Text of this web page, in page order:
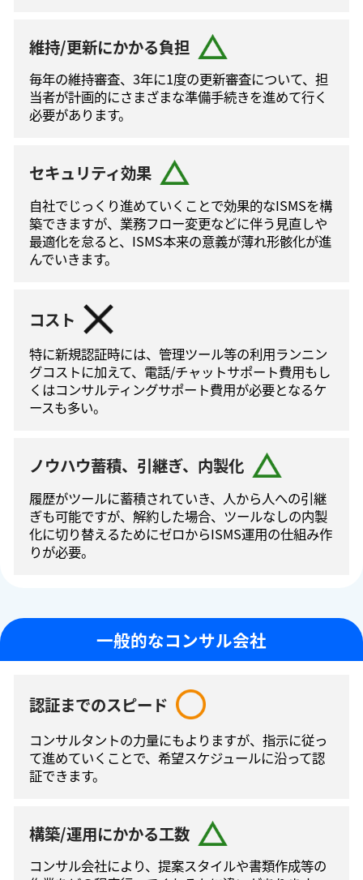
維持/更新にかかる負担
毎年の維持審査、3年に1度の更新審査について、担
当者が計画的にさまざまな準備手続きを進めて⾏く
必要があります。
セキュリティ効果
自社でじっくり進めていくことで効果的なISMSを構
築できますが、業務フロー変更などに伴う⾒直しや
最適化を怠ると、ISMS本来の意義が薄れ形骸化が進
んでいきます。
コスト
特に新規認証時には、管理ツール等の利⽤ランニン
グコストに加えて、電話/チャットサポート費⽤もし
くはコンサルティングサポート費⽤が必要となるケ
ースも多い。
ノウハウ蓄積、引継ぎ、内製化
履歴がツールに蓄積されていき、人から人への引継
ぎも可能ですが、解約した場合、ツールなしの内製
化に切り替えるためにゼロからISMS運⽤の仕組み作
りが必要。
一般的なコンサル会社
認証までのスピード
コンサルタントの⼒量にもよりますが、指⽰に従っ
て進めていくことで、希望スケジュールに沿って認
証できます。
構築/運用にかかる工数
コンサル会社により、提案スタイルや書類作成等の